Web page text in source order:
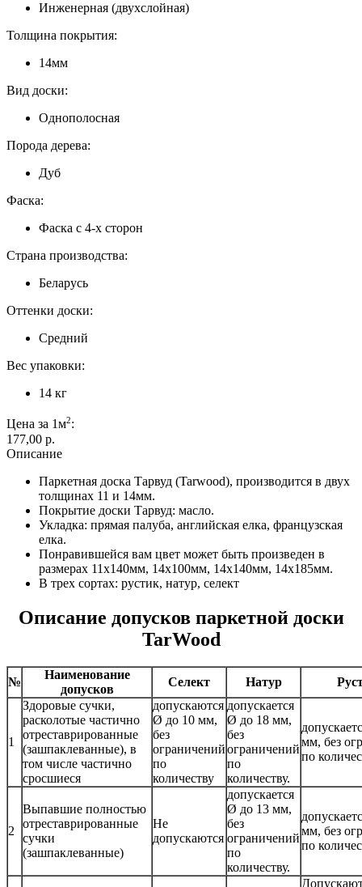
Инженерная (двухслойная)
Толщина покрытия:
14мм
Вид доски:
Однополосная
Порода дерева:
Дуб
Фаска:
Фаска с 4-х сторон
Страна производства:
Беларусь
Оттенки доски:
Средний
Вес упаковки:
14 кг
Цена за 1м2:
177,00 p.
Описание
Паркетная доска Тарвуд (Tarwood), производится в двух
толщинах 11 и 14мм.
Покрытие доски Тарвуд: масло.
Укладка: прямая палуба, английская елка, французская
елка.
Понравившейся вам цвет может быть произведен в
размерах 11х140мм, 14х100мм, 14х140мм, 14х185мм.
В трех сортах: рустик, натур, селект
Описание допусков паркетной доски
TarWood
№
Наименование
допусков
Селект Натур
1
Здоровые сучки,
расколотые частично
отреставрированные
(зашпаклеванные), в
том числе частично
сросшиеся
допускаются
Ø до 10 мм,
без
ограничений
по
количеству
допускается
Ø до 18 мм,
без
ограничений
по
количеству.
мм, без
по
2
Выпавшие полностью
отреставрированные
сучки
(зашпаклеванные)
Не
допускаются
допускается
Ø до 13 мм,
без
ограничений
по
количеству.
мм, без
по